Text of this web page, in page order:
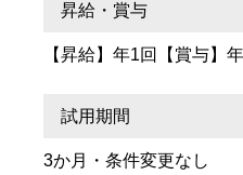
昇給・賞与
【昇給】年1回【賞与】
試用期間
3か月・条件変更なし